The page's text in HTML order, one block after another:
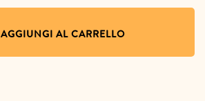
AGGIUNGI AL CARRELLO